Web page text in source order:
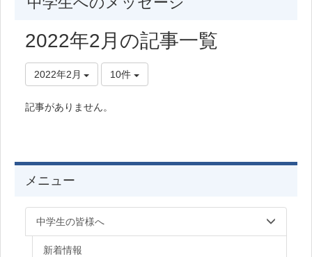
2022年2月の記事一覧
2022年2月 10件
記事がありません。
メニュー
中学生の皆様へ
新着情報